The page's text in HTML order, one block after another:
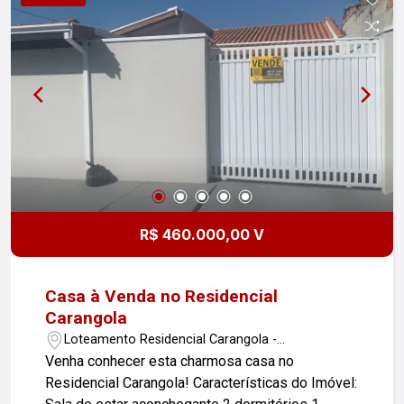
espaço para 3 carros, garantindo segurança e
comodidade. Este sobrado é a escolha perfeita
para quem busca qualidade de vida em um bairro
tranquilo, com fácil acesso a escolas, parques e
comércio local. Agende sua visita e venha se
encantar com este imóvel incrível! Para mais
contato conosco. Estamos ansiosos para ajudá-lo
a encontrar seu novo lar.
R$ 460.000,00 V
Casa à Venda no Residencial
Carangola
Loteamento Residencial Carangola -
Pindamonhangaba/SP
Venha conhecer esta charmosa casa no
Residencial Carangola! Características do Imóvel: